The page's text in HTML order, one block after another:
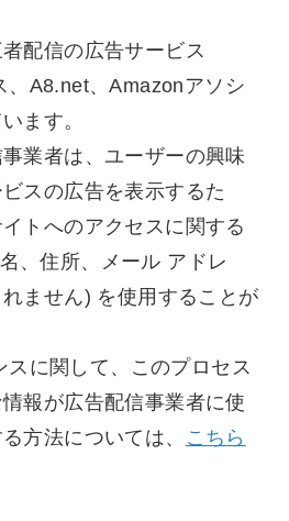
配信の広告サービス
、A8.net、Amazonアソシ
ます。
業者は、ユーザーの興味
スの広告を表示するた
トへのアクセスに関する
、住所、メール アドレ
ません) を使用することが
スに関して、このプロセス
報が広告配信事業者に使
方法については、
こちら